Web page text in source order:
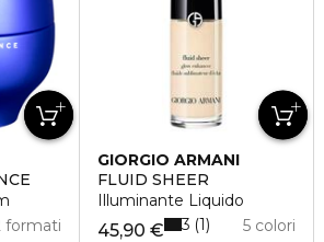
formati
GIORGIO ARMANI
FLUID SHEER
Illuminante Liquido
45,90 € 5 colori
3 1